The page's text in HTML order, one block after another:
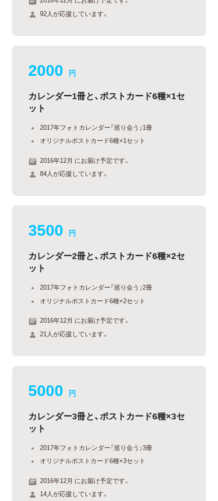
92人が応援しています。
2000 円
カレンダー1冊と、ポストカード6種×1セ
ット
2017年フォトカレンダー「巡り会う」1冊
オリジナルポストカード6種×1セット
2016年12月 にお届け予定です。
84人が応援しています。
3500 円
カレンダー2冊と、ポストカード6種×2セ
ット
2017年フォトカレンダー「巡り会う」2冊
オリジナルポストカード6種×2セット
2016年12月 にお届け予定です。
21人が応援しています。
5000 円
カレンダー3冊と、ポストカード6種×3セ
ット
2017年フォトカレンダー「巡り会う」3冊
オリジナルポストカード6種×3セット
2016年12月 にお届け予定です。
14人が応援しています。